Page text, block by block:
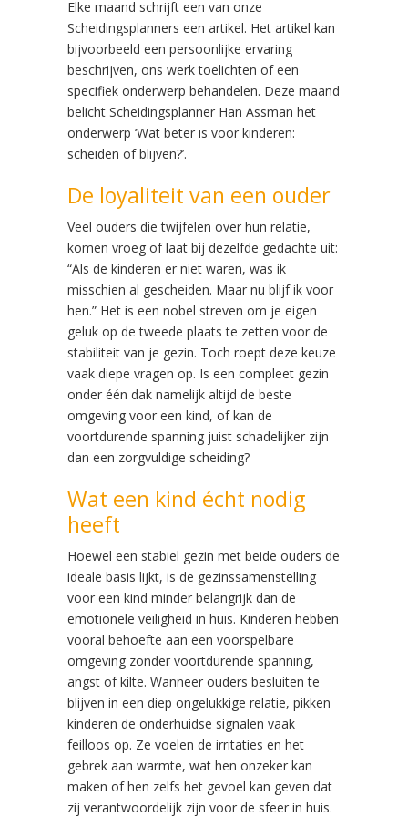
Elke maand schrijft een van onze
Scheidingsplanners een artikel. Het artikel kan
bijvoorbeeld een persoonlijke ervaring
beschrijven, ons werk toelichten of een
specifiek onderwerp behandelen. Deze maand
belicht Scheidingsplanner Han Assman het
onderwerp ‘Wat beter is voor kinderen:
scheiden of blijven?’.
De loyaliteit van een ouder
Veel ouders die twijfelen over hun relatie,
komen vroeg of laat bij dezelfde gedachte uit:
“Als de kinderen er niet waren, was ik
misschien al gescheiden. Maar nu blijf ik voor
hen.” Het is een nobel streven om je eigen
geluk op de tweede plaats te zetten voor de
stabiliteit van je gezin. Toch roept deze keuze
vaak diepe vragen op. Is een compleet gezin
onder één dak namelijk altijd de beste
omgeving voor een kind, of kan de
voortdurende spanning juist schadelijker zijn
dan een zorgvuldige scheiding?
Wat een kind écht nodig
heeft
Hoewel een stabiel gezin met beide ouders de
ideale basis lijkt, is de gezinssamenstelling
voor een kind minder belangrijk dan de
emotionele veiligheid in huis. Kinderen hebben
vooral behoefte aan een voorspelbare
omgeving zonder voortdurende spanning,
angst of kilte. Wanneer ouders besluiten te
blijven in een diep ongelukkige relatie, pikken
kinderen de onderhuidse signalen vaak
feilloos op. Ze voelen de irritaties en het
gebrek aan warmte, wat hen onzeker kan
maken of hen zelfs het gevoel kan geven dat
zij verantwoordelijk zijn voor de sfeer in huis.